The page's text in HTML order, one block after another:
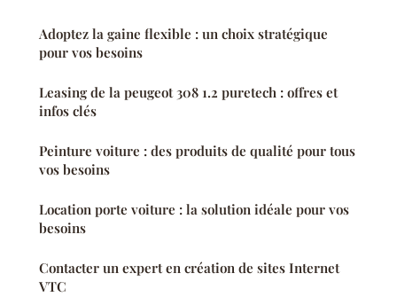
Adoptez la gaine flexible : un choix stratégique
pour vos besoins
Leasing de la peugeot 308 1.2 puretech : offres et
infos clés
Peinture voiture : des produits de qualité pour tous
vos besoins
Location porte voiture : la solution idéale pour vos
besoins
Contacter un expert en création de sites Internet
VTC